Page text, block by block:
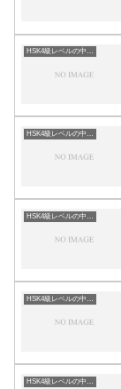
HSK4級レベルの中国語
HSK4級レベルの中国語
HSK4級レベルの中国語
HSK4級レベルの中国語
HSK4級レベルの中国語